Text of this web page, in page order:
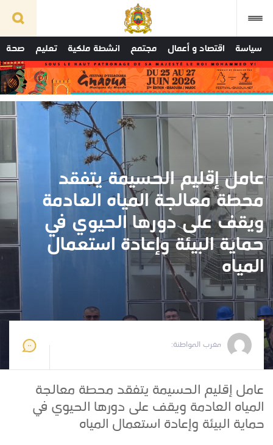
سياسة اقتصاد و أعمال مجتمع انشطة ملكية تعليم صحة
عامل إقليم الحسيمة يتفقد
محطة معالجة المياه العادمة
ويقف على دورها الحيوي في
حماية البيئة وإعادة استعمال
المياه
مغرب المواطنة:
عامل إقليم الحسيمة يتفقد محطة معالجة
المياه العادمة ويقف على دورها الحيوي في
حماية البيئة وإعادة استعمال المياه